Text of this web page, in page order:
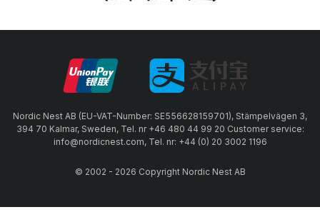
Nordic Nest AB (EU-VAT-Number: SE556628159701), Stämpelvägen 3,
394 70 Kalmar, Sweden, Tel. nr +46 480 44 99 20 Customer service:
info@nordicnest.com, Tel. nr: +44 (0) 20 3002 1196
© 2002 - 2026 Copyright Nordic Nest AB